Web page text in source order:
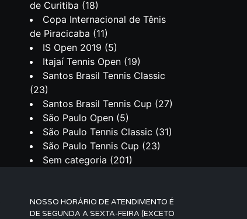
de Curitiba (18)
Copa Internacional de Tênis
de Piracicaba (11)
IS Open 2019 (5)
Itajaí Tennis Open (19)
Santos Brasil Tennis Classic
(23)
Santos Brasil Tennis Cup (27)
São Paulo Open (5)
São Paulo Tennis Classic (31)
São Paulo Tennis Cup (23)
Sem categoria (201)
NOSSO HORÁRIO DE ATENDIMENTO É
DE SEGUNDA A SEXTA-FEIRA (EXCETO